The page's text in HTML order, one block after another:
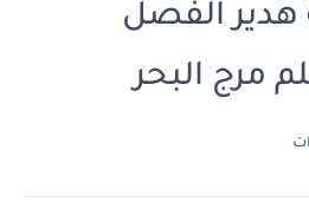
هدير الفصل